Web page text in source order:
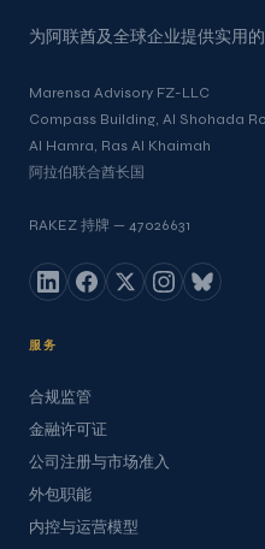
为阿联酋及全球企业提供实用
Marensa Advisory FZ-LLC
Compass Building, Al Shohada
Al Hamra, Ras Al Khaimah
阿拉伯联合酋长国
RAKEZ 持牌 — 47026631
服务
合规监管
金融许可证
公司注册与市场准入
外包职能
内控与运营模型